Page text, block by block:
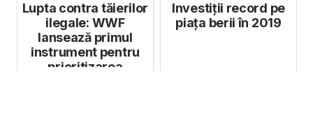
Lupta contra tăierilor
ilegale: WWF
lansează primul
instrument pentru
prioritizarea
Investiții record pe
piața berii în 2019